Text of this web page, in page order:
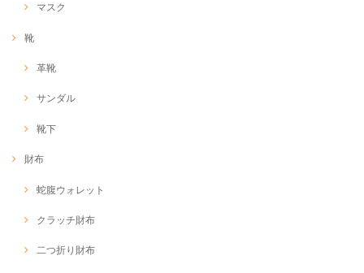
マスク
靴
革靴
サンダル
靴下
財布
蛇腹ウォレット
クラッチ財布
二つ折り財布